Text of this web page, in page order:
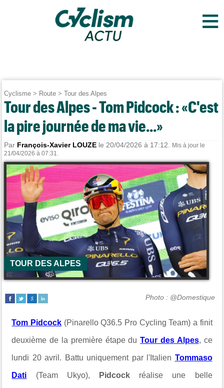
≡
Cyclisme > Route >Tour des Alpes
Tour des Alpes - Tom Pidcock : «C'est
la pire journée de ma vie...»
Par François-Xavier LOUZE le 20/04/2026 à 17:12.
Mis à jour le
21/04/2026 à 07:31.
TOUR DES ALPES
Photo : @Domestique
Tom Pidcock (Pinarello Q36.5 Pro Cycling Team) a finit
deuxième de la première étape duTour des Alpes, ce
lundi 20 avril. Battu uniquement par l'Italien Tommaso
Dati (Team Ukyo), Pidcock réalise une belle